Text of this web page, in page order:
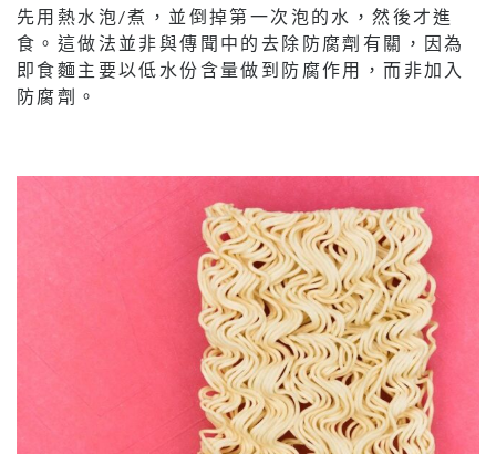
先用熱水泡/煮，並倒掉第一次泡的水，然後才進
食。這做法並非與傳聞中的去除防腐劑有關，因為
即食麵主要以低水份含量做到防腐作用，而非加入
防腐劑。